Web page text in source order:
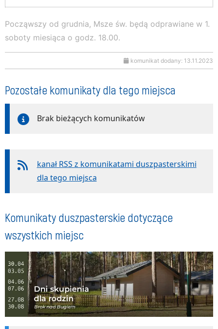
Począwszy od grudnia, Msze św. będą odprawiane w 1.
soboty miesiąca o godz. 18.00.
komunikat dodany: 13.11.2023
Pozostałe komunikaty dla tego miejsca
Brak bieżących komunikatów
kanał RSS z komunikatami duszpasterskimi
dla tego miejsca
Komunikaty duszpasterskie dotyczące
wszystkich miejsc